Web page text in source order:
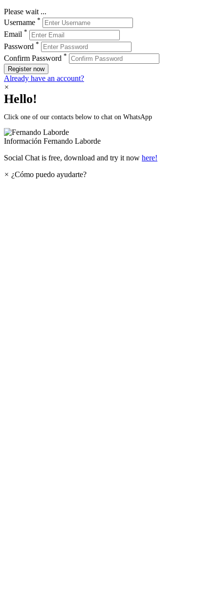
Please wait ...
Username *
Email *
Password *
Confirm Password *
Register now
Already have an account?
×
Hello!
Click one of our contacts below to chat on WhatsApp
Información Fernando Laborde
Social Chat is free, download and try it now here!
× ¿Cómo puedo ayudarte?